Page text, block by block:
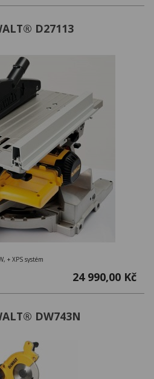
D27113
+ XPS systém
24 990,00 Kč
DW743N